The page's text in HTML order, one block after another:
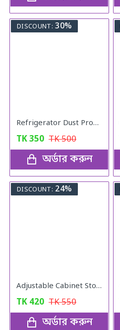
DISCOUNT: 30%
Refrigerator Dust Proof Cover
TK350 TK500
অর্ডার করুন
DISCOUNT: 24%
Adjustable Cabinet Storage Divider (6pcs)
TK 420 TK550
অর্ডার করুন